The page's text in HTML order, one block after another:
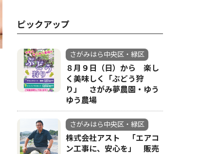
ピックアップ
さがみはら中央区・緑区
８月９日（日）から 楽し
く美味しく「ぶどう狩
り」 さがみ夢農園・ゆう
ゆう農場
さがみはら中央区・緑区
株式会社アスト 「エアコ
ン工事に、安心を」 販売